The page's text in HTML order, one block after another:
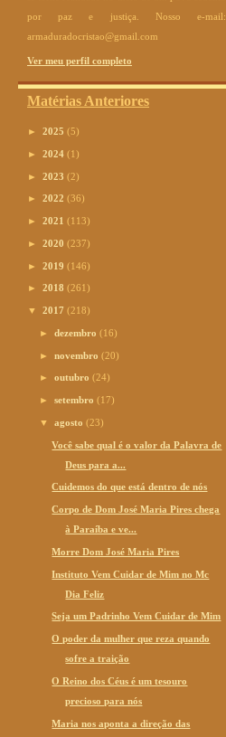
por paz e justiça. Nosso e-mail:
armaduradocristao@gmail.com
Ver meu perfil completo
Matérias Anteriores
► 2025 (5)
► 2024 (1)
► 2023 (2)
► 2022 (36)
► 2021 (113)
► 2020 (237)
► 2019 (146)
► 2018 (261)
▼ 2017 (218)
►dezembro(16)
►novembro(20)
►outubro(24)
►setembro(17)
▼agosto(23)
Você sabe qual é o valor da Palavra de
Deus para a...
Cuidemos do que está dentro de nós
Corpo de Dom José Maria Pires chega
à Paraíba e ve...
Morre Dom José Maria Pires
Instituto Vem Cuidar de Mim no Mc
Dia Feliz
Seja um Padrinho Vem Cuidar de Mim
O poder da mulher que reza quando
sofre a traição
O Reino dos Céus é um tesouro
precioso para nós
Maria nos aponta a direção das